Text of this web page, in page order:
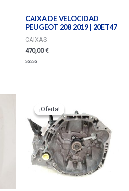
CAIXA DE VELOCIDAD
PEUGEOT 208 2019 | 20ET47
CAIXAS
470,00€
¡Oferta!
¡Oferta!